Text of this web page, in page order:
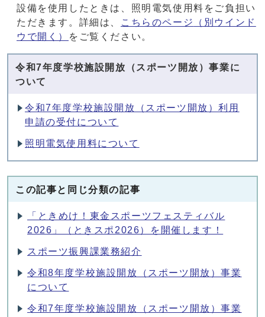
設備を使用したときは、照明電気使用料をご負担い
ただきます。詳細は、
こちらのページ
（別ウインド
ウで開く）
をご覧ください。
令和7年度学校施設開放（スポーツ開放）事業に
ついて
令和7年度学校施設開放（スポーツ開放）利用
申請の受付について
照明電気使用料について
この記事と同じ分類の記事
「ときめけ！東金スポーツフェスティバル
2026」（ときスポ2026）を開催します！
スポーツ振興課業務紹介
令和8年度学校施設開放（スポーツ開放）事業
について
令和7年度学校施設開放（スポーツ開放）事業